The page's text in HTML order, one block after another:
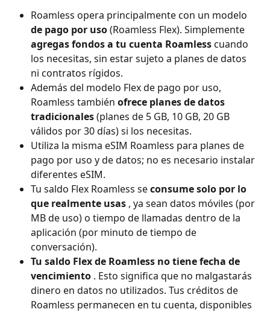
Roamless opera principalmente con un modelo
de pago por uso (Roamless Flex). Simplemente
agregas fondos a tu cuenta Roamless cuando
los necesitas, sin estar sujeto a planes de datos
ni contratos rígidos.
Además del modelo Flex de pago por uso,
Roamless también ofrece planes de datos
tradicionales (planes de 5 GB, 10 GB, 20 GB
válidos por 30 días) si los necesitas.
Utiliza la misma eSIM Roamless para planes de
pago por uso y de datos; no es necesario instalar
diferentes eSIM.
Tu saldo Flex Roamless se consume solo por lo
que realmente usas , ya sean datos móviles (por
MB de uso) o tiempo de llamadas dentro de la
aplicación (por minuto de tiempo de
conversación).
Tu saldo Flex de Roamless no tiene fecha de
vencimiento . Esto significa que no malgastarás
dinero en datos no utilizados. Tus créditos de
Roamless permanecen en tu cuenta, disponibles